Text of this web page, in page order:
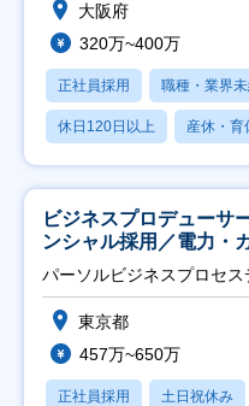
大阪府
320万~400万
正社員採用 職種・業界
休日120日以上 産休・育
ビジネスプロデューサ
ンシャル採用／電力・
ト推進】
パーソルビジネスプロセ
東京都
457万~650万
正社員採用 土日祝休み